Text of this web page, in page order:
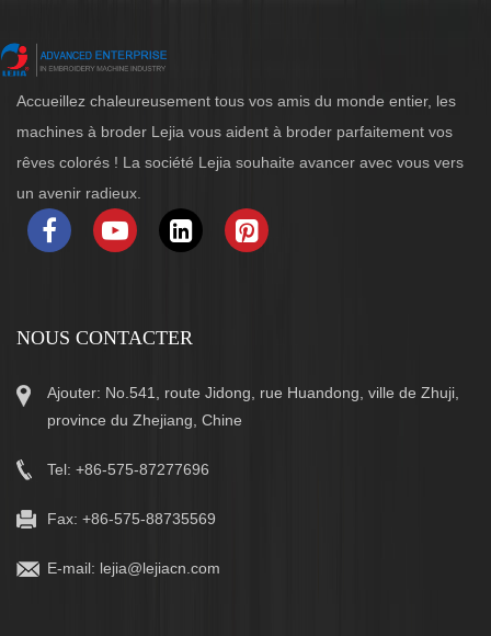
Accueillez chaleureusement tous vos amis du monde entier, les
machines à broder Lejia vous aident à broder parfaitement vos
rêves colorés ! La société Lejia souhaite avancer avec vous vers
un avenir radieux.
NOUS CONTACTER
Ajouter: No.541, route Jidong, rue Huandong, ville de Zhuji,
province du Zhejiang, Chine
Tel: +86-575-87277696
Fax: +86-575-88735569
E-mail: lejia@lejiacn.com